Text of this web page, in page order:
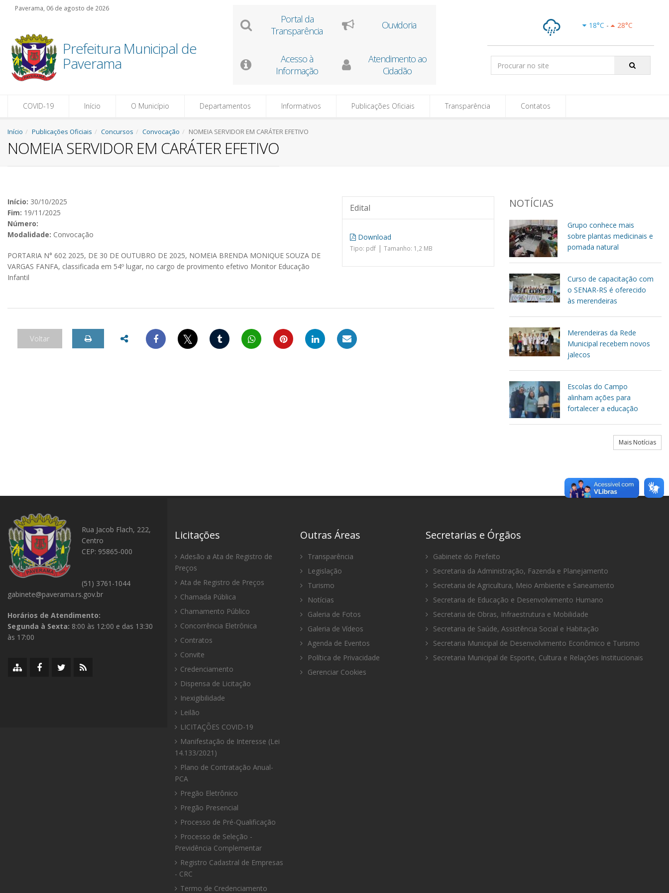
Paverama, 06 de agosto de 2026
Prefeitura Municipal de
Paverama
Portal da
Transparência
Ouvidoria
Acesso à
Informação
Atendimento ao
Cidadão
18°C - 28°C
Isoladas
Pesquisar:
COVID-19 Início O Município Departamentos Informativos Publicações Oficiais Transparência Contatos
Início Publicações Oficiais Concursos Convocação NOMEIA SERVIDOR EM CARÁTER EFETIVO
NOMEIA SERVIDOR EM CARÁTER EFETIVO
Início: 30/10/2025
Fim: 19/11/2025
Número:
Modalidade: Convocação
PORTARIA N° 602 2025, DE 30 DE OUTUBRO DE 2025, NOMEIA BRENDA MONIQUE SOUZA DE
VARGAS FANFA, classificada em 54º lugar, no cargo de provimento efetivo Monitor Educação
Infantil
Edital
Download
Tipo: pdf | Tamanho: 1,2 MB
Voltar 𝕏
NOTÍCIAS
Grupo conhece mais
sobre plantas medicinais e
pomada natural
Curso de capacitação com
o SENAR-RS é oferecido
às merendeiras
Merendeiras da Rede
Municipal recebem novos
jalecos
Escolas do Campo
alinham ações para
fortalecer a educação
Mais Notícias
Rua Jacob Flach, 222,
Centro
CEP: 95865-000
(51) 3761-1044
gabinete@paverama.rs.gov.br
Horários de Atendimento:
Segunda à Sexta: 8:00 às 12:00 e das 13:30
às 17:00
MapaFacebookTwitter/X
RSS
Licitações
Adesão a Ata de Registro de
Preços
Ata de Registro de Preços
Chamada Pública
Chamamento Público
Concorrência Eletrônica
Contratos
Convite
Credenciamento
Dispensa de Licitação
Inexigibilidade
Leilão
LICITAÇÕES COVID-19
Manifestação de Interesse (Lei
14.133/2021)
Plano de Contratação Anual-
PCA
Pregão Eletrônico
Pregão Presencial
Processo de Pré-Qualificação
Processo de Seleção -
Previdência Complementar
Registro Cadastral de Empresas
- CRC
Termo de Credenciamento
Outras Áreas
Transparência
Legislação
Turismo
Notícias
Galeria de Fotos
Galeria de Vídeos
Agenda de Eventos
Política de Privacidade
Gerenciar Cookies
Secretarias e Órgãos
Gabinete do Prefeito
Secretaria da Administração, Fazenda e Planejamento
Secretaria de Agricultura, Meio Ambiente e Saneamento
Secretaria de Educação e Desenvolvimento Humano
Secretaria de Obras, Infraestrutura e Mobilidade
Secretaria de Saúde, Assistência Social e Habitação
Secretaria Municipal de Desenvolvimento Econômico e Turismo
Secretaria Municipal de Esporte, Cultura e Relações Institucionais